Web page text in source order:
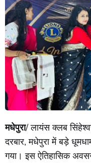
मधेपुरा/ लायंस क्लब
दरबार, मधेपुरा में बड़े
गया। इस ऐतिहासिक